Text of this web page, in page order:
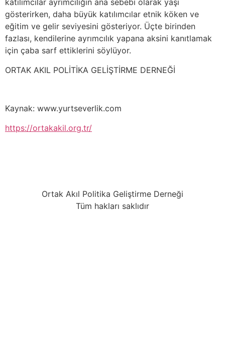
katılımcılar ayrımcılığın ana sebebi olarak yaşı
gösterirken, daha büyük katılımcılar etnik köken ve
eğitim ve gelir seviyesini gösteriyor. Üçte birinden
fazlası, kendilerine ayrımcılık yapana aksini kanıtlamak
için çaba sarf ettiklerini söylüyor.
ORTAK AKIL POLİTİKA GELİŞTİRME DERNEĞİ
Kaynak: www.yurtseverlik.com
https://ortakakil.org.tr/
Ortak Akıl Politika Geliştirme Derneği
Tüm hakları saklıdır